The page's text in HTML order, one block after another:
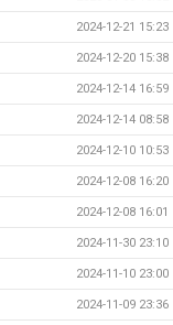
2024-12-21 15:23
2024-12-20 15:38
2024-12-14 16:59
2024-12-14 08:58
2024-12-10 10:53
2024-12-08 16:20
2024-12-08 16:01
2024-11-30 23:10
2024-11-10 23:00
2024-11-09 23:36